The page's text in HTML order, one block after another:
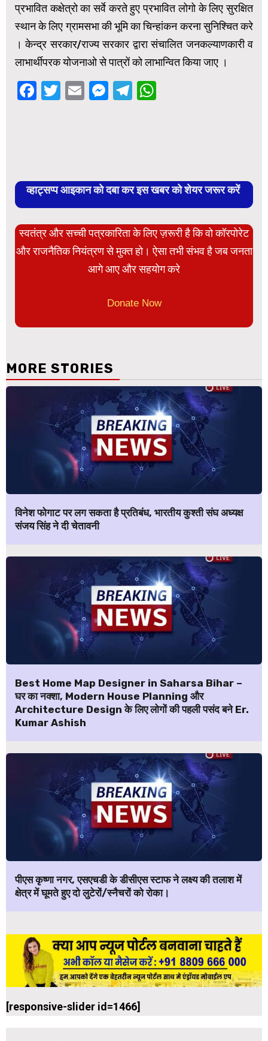
प्रभावित कक्षेत्रो का सर्वे करते हुए प्रभावित लोगो के लिए सुरक्षित
स्थान के लिए ग्रामसभा की भूमि का चिन्हांकन करना सुनिश्चित करे
। केन्द्र सरकार/राज्य सरकार द्वारा संचालित जनकल्याणकारी व
लाभार्थीपरक योजनाओ से पात्रों को लाभान्वित किया जाए ।
Facebook
Twitter
EmailMessenger
Telegram
व्हाट्सप्प आइकान को दबा कर इस खबर को शेयर जरूर करें
स्वतंत्र और सच्ची पत्रकारिता के लिए ज़रूरी है कि वो कॉरपोरेट
और राजनैतिक नियंत्रण से मुक्त हो। ऐसा तभी संभव है जब जनता
आगे आए और सहयोग करे
Donate Now
MORE STORIES
विनेश फोगाट पर लग सकता है प्रतिबंध, भारतीय कुश्ती संघ अध्यक्ष
संजय सिंह ने दी चेतावनी
Best Home Map Designer in Saharsa Bihar –
घर का नक्शा, Modern House Planning और
Architecture Design के लिए लोगों की पहली पसंद बने Er.
Kumar Ashish
पीएस कृष्णा नगर, एसएचडी के डीसीएस स्टाफ ने लक्ष्य की तलाश में
क्षेत्र में घूमते हुए दो लुटेरों/स्नैचरों को रोका।
[responsive-slider id=1466]